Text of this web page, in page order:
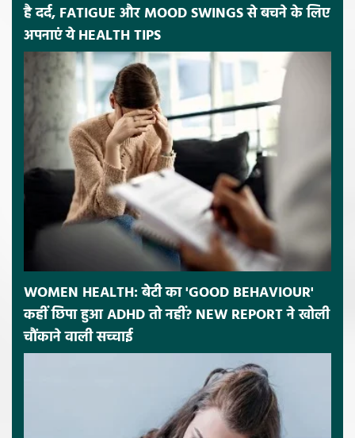
है दर्द, FATIGUE और MOOD SWINGS से बचने के लिए
अपनाएं ये HEALTH TIPS
WOMEN HEALTH: बेटी का 'GOOD BEHAVIOUR'
कहीं छिपा हुआ ADHD तो नहीं? NEW REPORT ने खोली
चौंकाने वाली सच्चाई